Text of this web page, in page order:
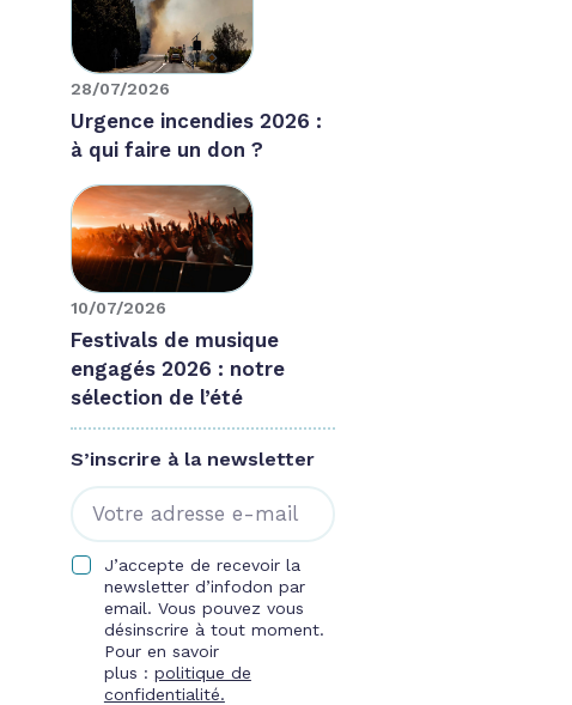
28/07/2026
Urgence incendies 2026 :
à qui faire un don ?
10/07/2026
Festivals de musique
engagés 2026 : notre
sélection de l’été
S’inscrire à la newsletter
J’accepte de recevoir la
newsletter d’infodon par
email. Vous pouvez vous
désinscrire à tout moment.
Pour en savoir
plus : politique de
confidentialité.